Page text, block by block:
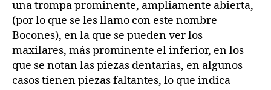
una trompa prominente, ampliamente abierta,
(por lo que se les llamo con este nombre
Bocones), en la que se pueden ver los
maxilares, más prominente el inferior, en los
que se notan las piezas dentarias, en algunos
casos tienen piezas faltantes, lo que indica